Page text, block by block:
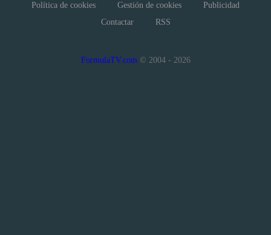
Política de cookies
Gestión de cookies
Publicidad
Contactar
RSS
FormulaTV.com© 2004 - 2026